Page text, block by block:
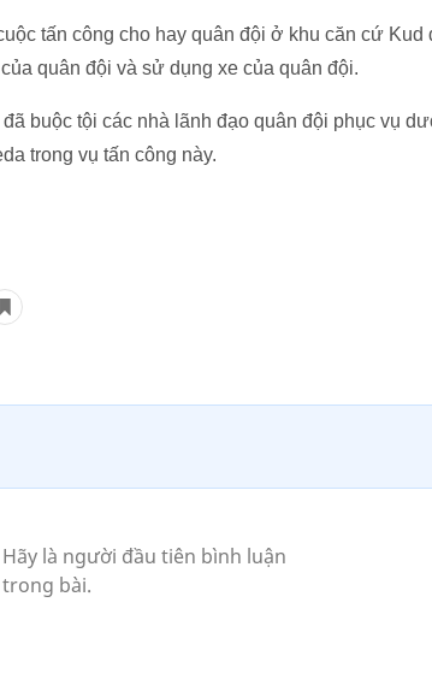
tấn công cho hay quân đội ở khu căn cứ Kud
quân đội và sử dụng xe của quân đội.
buộc tội các nhà lãnh đạo quân đội phục vụ
trong vụ tấn công này.